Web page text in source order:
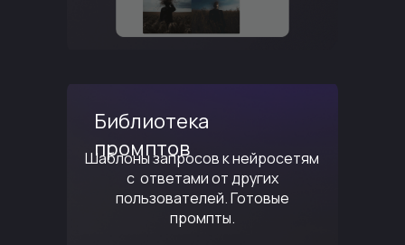
Библиотека
промптов
Шаблоны запросов к нейросетям
с ответами от других
пользователей. Готовые
промпты.